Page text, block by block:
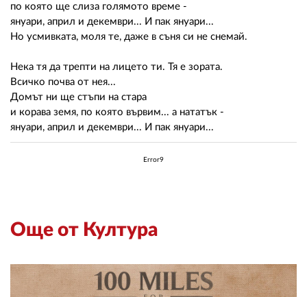
по която ще слиза голямото време -
януари, април и декември... И пак януари...
Но усмивката, моля те, даже в съня си не снемай.
Нека тя да трепти на лицето ти. Тя е зората.
Всичко почва от нея...
Домът ни ще стъпи на стара
и корава земя, по която вървим... а нататък -
януари, април и декември... И пак януари...
Error9
Още от Култура